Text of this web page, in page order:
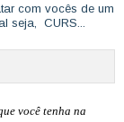
com vocês de um
seja, CURS...
você tenha na